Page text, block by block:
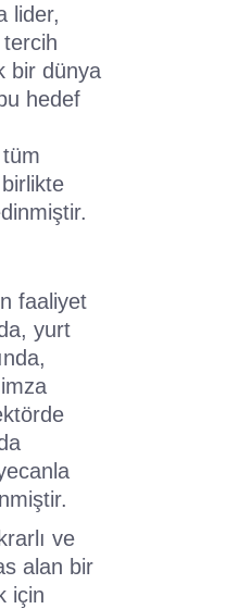
lider,
bir dünya
hedef
tüm
faaliyet
yurt
ve
alan bir
için